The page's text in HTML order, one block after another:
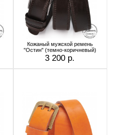
Кожаный мужской ремень
"Остин" (темно-коричневый)
3 200 р.